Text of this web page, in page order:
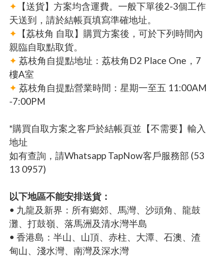
✦ 【送貨】方案均含運費。一般下單後2-3個工作
天送到，請於結帳頁填寫準確地址。
✦ 【荔枝角 自取】購買方案後，可於下列時間內
親臨自取點取貨。
✦ 荔枝角自提點地址：荔枝角D2 Place One，7
樓A室
✦ 荔枝角自提點營業時間：星期一至五 11:00AM
-7:00PM
*購買自取方案之客戶於結帳頁並【不需要】輸入
地址
如有查詢，請Whatsapp TapNow客戶服務部 (53
13 0957)
以下地區不能安排送貨：
• 九龍及新界：所有鄉郊、馬灣、沙頭角、龍鼓
灘、打鼓嶺、落馬洲及清水灣半島
• 香港島：半山、山頂、赤柱、大潭、石澳、渣
甸山、淺水灣、南灣及深水灣